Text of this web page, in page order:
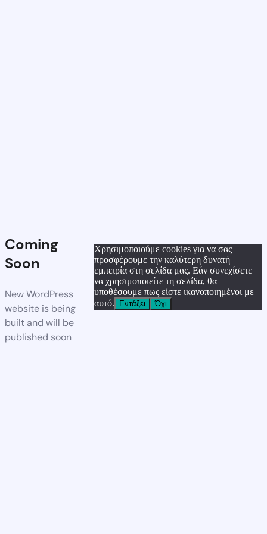
Coming
Soon
New WordPress
website is being
built and will be
published soon
Χρησιμοποιούμε cookies για να σας
προσφέρουμε την καλύτερη δυνατή
εμπειρία στη σελίδα μας. Εάν συνεχίσετε
να χρησιμοποιείτε τη σελίδα, θα
υποθέσουμε πως είστε ικανοποιημένοι με
αυτό.
Εντάξει Όχι